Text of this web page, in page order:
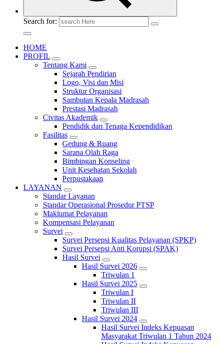
Search for:
HOME
PROFIL
Tentang Kami
Sejarah Pendirian
Logo, Visi dan Misi
Struktur Organisasi
Sambutan Kepala Madrasah
Prestasi Madrasah
Civitas Akademik
Pendidik dan Tenaga Kependidikan
Fasilitas
Gedung & Ruang
Sarana Olah Raga
Bimbingan Konseling
Unit Kesehatan Sekolah
Perpustakaan
LAYANAN
Standar Layanan
Standar Operasional Prosedur PTSP
Maklumat Pelayanan
Kompensasi Pelayanan
Survei
Survei Persepsi Kualitas Pelayanan (SPKP)
Survei Persepsi Anti Korupsi (SPAK)
Hasil Survei
Hasil Survei 2026
Triwulan 1
Hasil Survei 2025
Triwulan I
Triwulan II
Triwulan III
Hasil Survei 2024
Hasil Survei Indeks Kepuasan
Masyarakat Triwulan 1 Tahun 2024